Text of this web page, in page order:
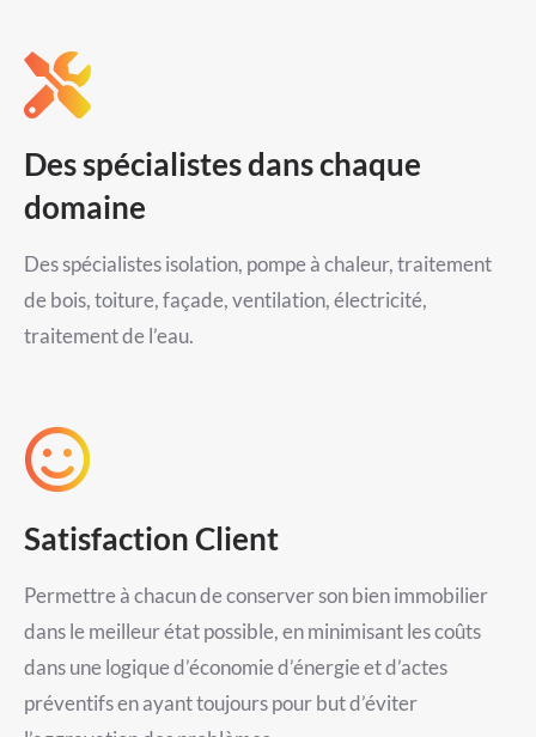
Des spécialistes dans chaque
domaine
Des spécialistes isolation, pompe à chaleur, traitement
de bois, toiture, façade, ventilation, électricité,
traitement de l’eau.
Satisfaction Client
Permettre à chacun de conserver son bien immobilier
dans le meilleur état possible, en minimisant les coûts
dans une logique d’économie d’énergie et d’actes
préventifs en ayant toujours pour but d’éviter